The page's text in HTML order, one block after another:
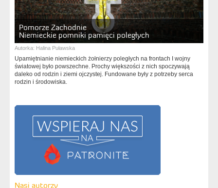
Pomorze Zachodnie
Niemieckie pomniki pamięci poległych
Autorka: Halina Puławska
Upamiętnianie niemieckich żołnierzy poległych na frontach I wojny
światowej było powszechne. Prochy większości z nich spoczywają
daleko od rodzin i ziemi ojczystej. Fundowane były z potrzeby serca
rodzin i środowiska.
Nasi autorzy